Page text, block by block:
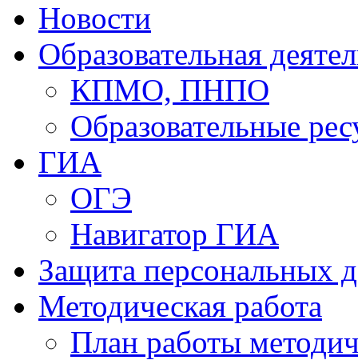
Новости
Образовательная
КПМО, ПНПО
Образовательные
ГИА
ОГЭ
Навигатор ГИА
Защита персональных
Методическая работа
План работы